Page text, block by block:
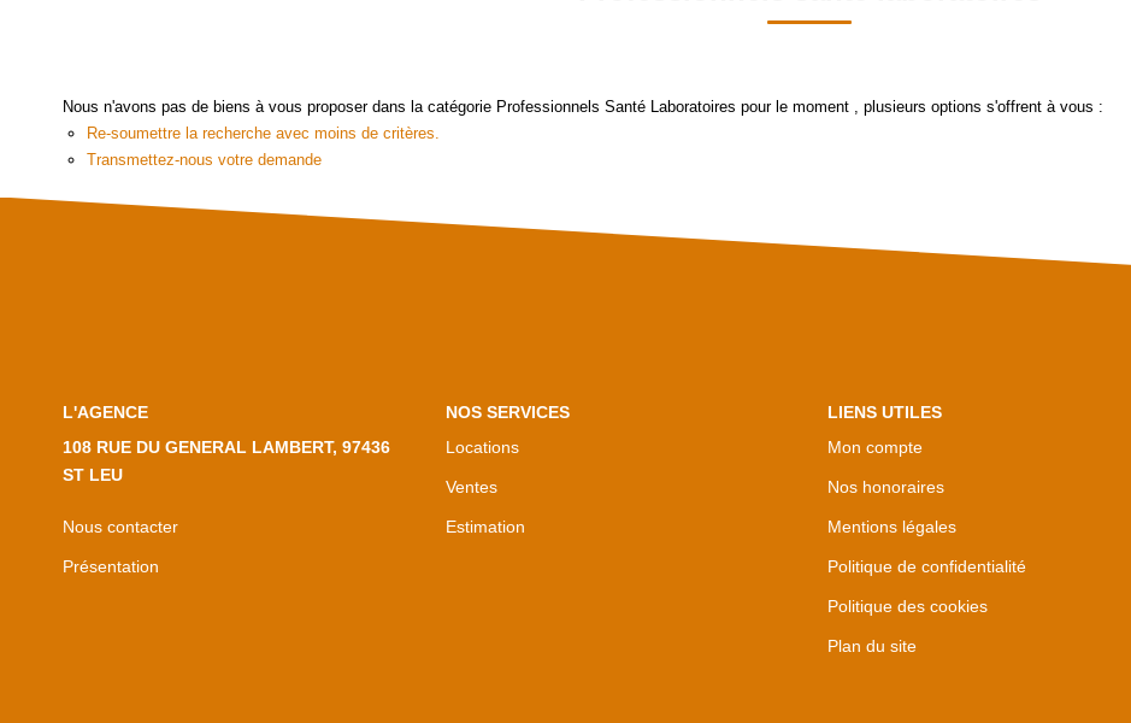
Nous n'avons pas de biens à vous proposer dans la catégorie Professionnels Santé Laboratoires pour le moment , plusieurs options s'offrent à vous :
Re-soumettre la recherche avec moins de critères.
Transmettez-nous votre demande
L'AGENCE
108 RUE DU GENERAL LAMBERT, 97436
ST LEU
Nous contacter
Présentation
NOS SERVICES
Locations
Ventes
Estimation
LIENS UTILES
Mon compte
Nos honoraires
Mentions légales
Politique de confidentialité
Politique des cookies
Plan du site